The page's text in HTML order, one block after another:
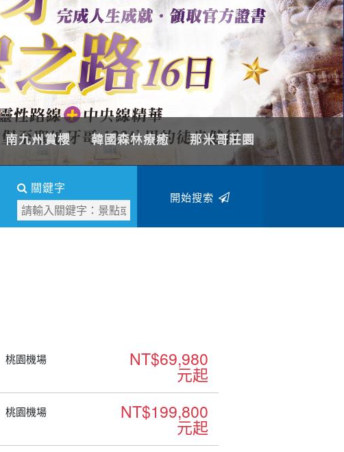
南九州賞櫻 韓國森林療癒 那米哥莊園
關鍵字
開始搜索
桃園機場 NT$69,980
元起
桃園機場 NT$199,800
元起